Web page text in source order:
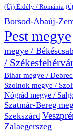
(Új) Erdély / Románia
Borsod-Abaúj-
Pest megye
megye /
/
Bihar megye /
Szolnok megye /
Nógrád megye /
Szatmár-Bereg
Szekszárd
Zalaegerszeg